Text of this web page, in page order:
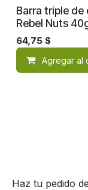
Barra triple
Rebel Nuts
64,75 $
Agregar al
Haz tu pedido